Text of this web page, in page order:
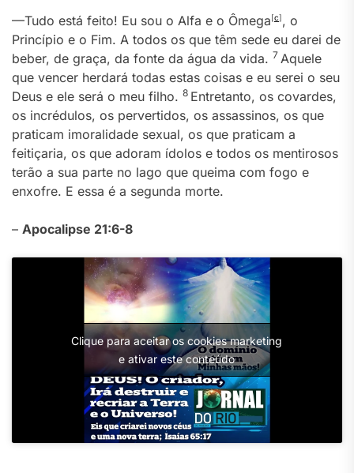
—Tudo está feito! Eu sou o Alfa e o Ômega[c], o
Princípio e o Fim. A todos os que têm sede eu darei de
beber, de graça, da fonte da água da vida. 7 Aquele
que vencer herdará todas estas coisas e eu serei o seu
Deus e ele será o meu filho. 8 Entretanto, os covardes,
os incrédulos, os pervertidos, os assassinos, os que
praticam imoralidade sexual, os que praticam a
feitiçaria, os que adoram ídolos e todos os mentirosos
terão a sua parte no lago que queima com fogo e
enxofre. E essa é a segunda morte.
– Apocalipse 21:6-8
Clique para aceitar os cookies marketing
e ativar este conteúdo